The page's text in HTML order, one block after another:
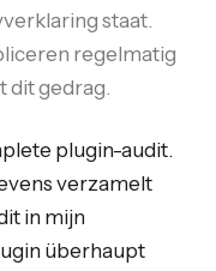
staat.
regelmatig
dit gedrag.
plugin-audit.
verzamelt
in mijn
überhaupt